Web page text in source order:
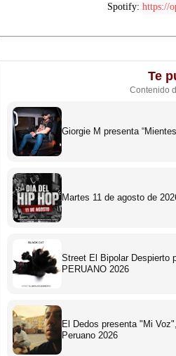
Spotify: https://
Te
Contenido
Giorgie M presenta
Martes 11 de agosto de
Street El Bipolar Despierto
PERUANO 2026
El Dedos presenta "Mi
Peruano 2026